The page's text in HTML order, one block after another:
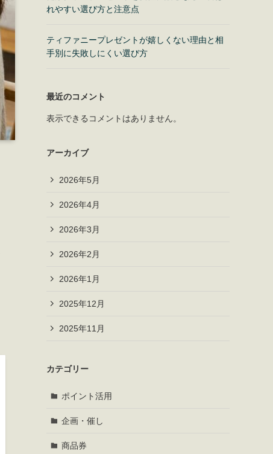
れやすい選び方と注意点
ティファニープレゼントが嬉しくない理由と相
手別に失敗しにくい選び方
最近のコメント
表示できるコメントはありません。
アーカイブ
2026年5月
2026年4月
2026年3月
2026年2月
2026年1月
2025年12月
2025年11月
カテゴリー
ポイント活用
企画・催し
商品券